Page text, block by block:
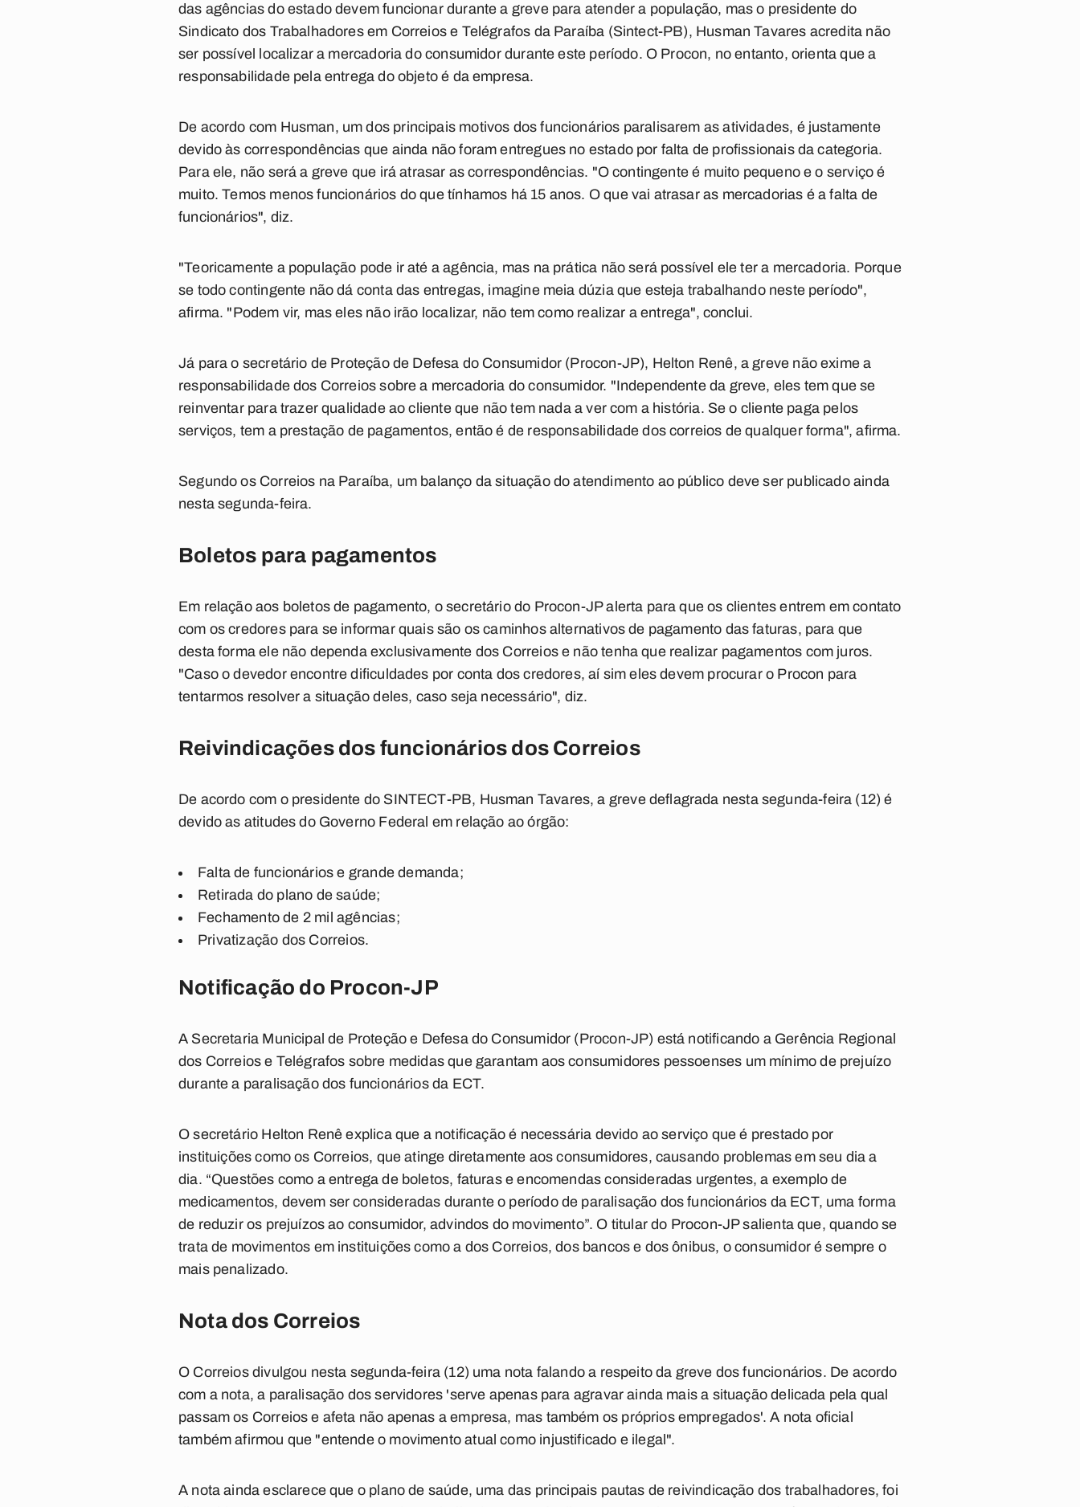
das agências do estado devem funcionar durante a greve para atender a população, mas o presidente do
Sindicato dos Trabalhadores em Correios e Telégrafos da Paraíba (Sintect-PB), Husman Tavares acredita não
ser possível localizar a mercadoria do consumidor durante este período. O Procon, no entanto, orienta que a
responsabilidade pela entrega do objeto é da empresa.
De acordo com Husman, um dos principais motivos dos funcionários paralisarem as atividades, é justamente
devido às correspondências que ainda não foram entregues no estado por falta de profissionais da categoria.
Para ele, não será a greve que irá atrasar as correspondências. "O contingente é muito pequeno e o serviço é
muito. Temos menos funcionários do que tínhamos há 15 anos. O que vai atrasar as mercadorias é a falta de
funcionários", diz.
"Teoricamente a população pode ir até a agência, mas na prática não será possível ele ter a mercadoria. Porque
se todo contingente não dá conta das entregas, imagine meia dúzia que esteja trabalhando neste período",
afirma. "Podem vir, mas eles não irão localizar, não tem como realizar a entrega", conclui.
Já para o secretário de Proteção de Defesa do Consumidor (Procon-JP), Helton Renê, a greve não exime a
responsabilidade dos Correios sobre a mercadoria do consumidor. "Independente da greve, eles tem que se
reinventar para trazer qualidade ao cliente que não tem nada a ver com a história. Se o cliente paga pelos
serviços, tem a prestação de pagamentos, então é de responsabilidade dos correios de qualquer forma", afirma.
Segundo os Correios na Paraíba, um balanço da situação do atendimento ao público deve ser publicado ainda
nesta segunda-feira.
Boletos para pagamentos
Em relação aos boletos de pagamento, o secretário do Procon-JP alerta para que os clientes entrem em contato
com os credores para se informar quais são os caminhos alternativos de pagamento das faturas, para que
desta forma ele não dependa exclusivamente dos Correios e não tenha que realizar pagamentos com juros.
"Caso o devedor encontre dificuldades por conta dos credores, aí sim eles devem procurar o Procon para
tentarmos resolver a situação deles, caso seja necessário", diz.
Reivindicações dos funcionários dos Correios
De acordo com o presidente do SINTECT-PB, Husman Tavares, a greve deflagrada nesta segunda-feira (12) é
devido as atitudes do Governo Federal em relação ao órgão:
Falta de funcionários e grande demanda;
Retirada do plano de saúde;
Fechamento de 2 mil agências;
Privatização dos Correios.
Notificação do Procon-JP
A Secretaria Municipal de Proteção e Defesa do Consumidor (Procon-JP) está notificando a Gerência Regional
dos Correios e Telégrafos sobre medidas que garantam aos consumidores pessoenses um mínimo de prejuízo
durante a paralisação dos funcionários da ECT.
O secretário Helton Renê explica que a notificação é necessária devido ao serviço que é prestado por
instituições como os Correios, que atinge diretamente aos consumidores, causando problemas em seu dia a
dia. “Questões como a entrega de boletos, faturas e encomendas consideradas urgentes, a exemplo de
medicamentos, devem ser consideradas durante o período de paralisação dos funcionários da ECT, uma forma
de reduzir os prejuízos ao consumidor, advindos do movimento”. O titular do Procon-JP salienta que, quando se
trata de movimentos em instituições como a dos Correios, dos bancos e dos ônibus, o consumidor é sempre o
mais penalizado.
Nota dos Correios
O Correios divulgou nesta segunda-feira (12) uma nota falando a respeito da greve dos funcionários. De acordo
com a nota, a paralisação dos servidores 'serve apenas para agravar ainda mais a situação delicada pela qual
passam os Correios e afeta não apenas a empresa, mas também os próprios empregados'. A nota oficial
também afirmou que "entende o movimento atual como injustificado e ilegal".
A nota ainda esclarece que o plano de saúde, uma das principais pautas de reivindicação dos trabalhadores, foi